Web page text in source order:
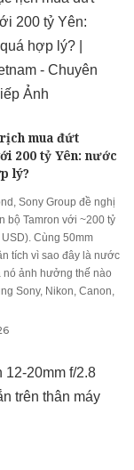
mua đứt
200 tỷ Yên: nước
lý?
Sony Group đề nghị
bộ Tamron với ~200 tỷ
Cùng 50mm
tích vì sao đây là nước
nó ảnh hưởng thế nào
Sony, Nikon, Canon,